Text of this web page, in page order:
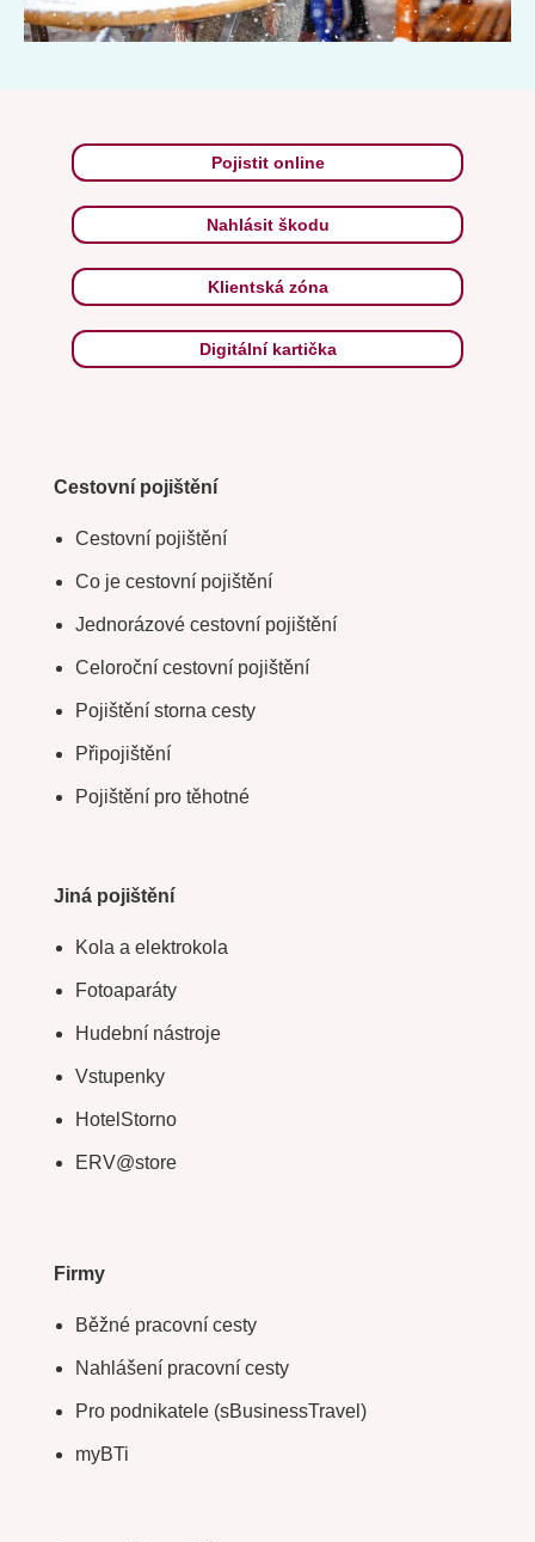
Pojistit online
Nahlásit škodu
Klientská zóna
Digitální kartička
Cestovní pojištění
Cestovní pojištění
Co je cestovní pojištění
Jednorázové cestovní pojištění
Celoroční cestovní pojištění
Pojištění storna cesty
Připojištění
Pojištění pro těhotné
Jiná pojištění
Kola a elektrokola
Fotoaparáty
Hudební nástroje
Vstupenky
HotelStorno
ERV@store
Firmy
Běžné pracovní cesty
Nahlášení pracovní cesty
Pro podnikatele (sBusinessTravel)
myBTi